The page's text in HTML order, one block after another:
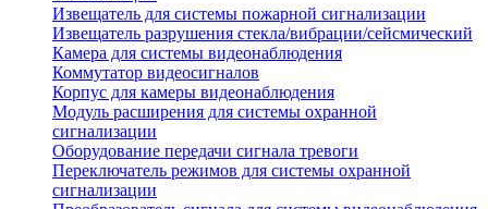
Извещатель для системы пожарной сигнализации
Извещатель разрушения стекла/вибрации/сейсмический
Камера для системы видеонаблюдения
Коммутатор видеосигналов
Корпус для камеры видеонаблюдения
Модуль расширения для системы охранной
сигнализации
Оборудование передачи сигнала тревоги
Переключатель режимов для системы охранной
сигнализации